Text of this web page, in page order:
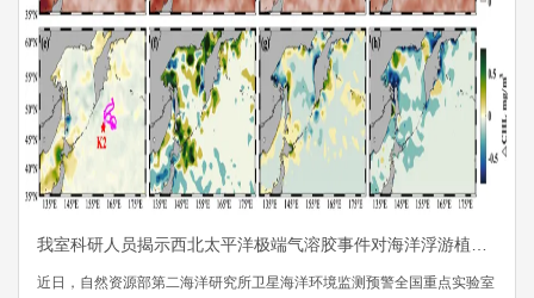
近日，自然资源部第二海洋研究所卫星海洋环境监测预警全国重点实验室